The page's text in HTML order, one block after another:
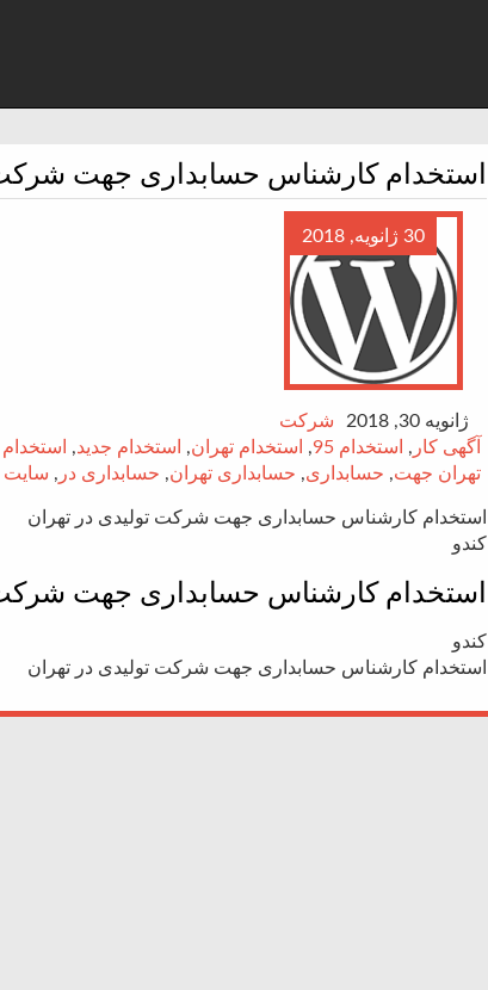
استخدام کارشناس حسابداری جهت شرکت
30 ژانویه, 2018
ژانویه 30, 2018
شرکت
آگهی کار , استخدام 95 , استخدام تهران, استخدام جدید,
تهران جهت, حسابداری, حسابداری تهران, حسابداری در , سایت
استخدام کارشناس حسابداری جهت شرکت تولیدی در تهران
کندو
استخدام کارشناس حسابداری جهت شرکت
کندو
استخدام کارشناس حسابداری جهت شرکت تولیدی در تهران